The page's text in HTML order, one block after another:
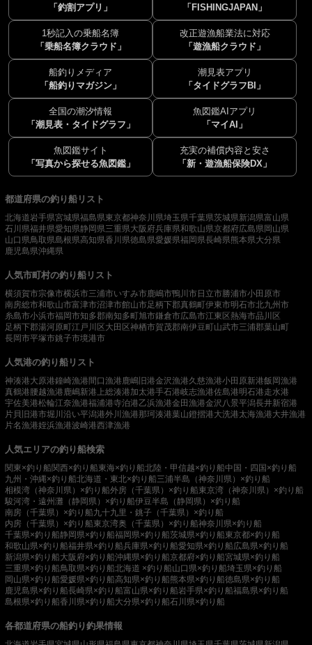
「釣割アプリ」
「FISHINGJAPAN」
1秒記入の乗船名簿
「乗船名簿クラウド」
改正遊漁船業法に対応
「遊漁船クラウド」
船釣りメディア
「船釣りマガジン」
潮見表アプリ
「タイドグラフBI」
全国の潮汐情報
「潮見表・タイドグラフ」
魚図鑑AIアプリ
「マイAI」
魚図鑑サイト
「写真から探せる魚図鑑」
充実の補償内容と安さ
「新・遊漁船保険DX」
都道府県の釣り船リスト
北海道岩手県宮城県福島県東京都神奈川県埼玉県千葉県茨城県新潟県富山県
石川県福井県愛知県静岡県三重県大阪府兵庫県和歌山県京都府広島県岡山県
山口県鳥取県島根県高知県香川県徳島県愛媛県福岡県長崎県熊本県大分県
鹿児島県沖縄県
人気市町村の釣り船リスト
横須賀市宗像市横浜市三浦市いすみ市鹿嶋市鴨川市日立市勝浦市小田原市
南房総市和歌山市富津市沼津市館山市足柄下郡真鶴町伊東市明石市北九州市
糸島市小浜市福岡市知多郡南知多町旭市鎌倉市広島市江東区熱海市品川区
足柄下郡湯河原町江戸川区大田区神栖市賀茂郡南伊豆町山武市三浦郡葉山町
長岡市平塚市銚子市境港市
人気港の釣り船リスト
神湊港大原港鐘崎漁港間口漁港 鹿嶋旧港金沢漁港久慈漁港小田原新港飯岡漁港
真鶴港腰越漁港 鹿嶋新港 上総湊港加太港手石港岐志漁港佐島港明石港走水港
宇佐美港松輪江奈漁港福浦港寺泊港乙浜漁港金田漁港金沢八景平潟長井新宿港
片貝旧港市堀川沿い平潟港外川漁港那珂湊港葉山鐙摺港大洗港太海漁港大井漁港
片名漁港姪浜漁港波崎港西津漁港
人気エリアの釣り船検索
関東×釣り船関西×釣り船東海×釣り船北陸・甲信越×釣り船中国・四国×釣り船
九州・沖縄×釣り船北海道・東北×釣り船三浦半島（神奈川県）×釣り船
相模湾（神奈川県）×釣り船外房（千葉県）×釣り船東京湾（神奈川県）×釣り船
駿河湾・遠州灘（静岡県）×釣り船伊豆半島（静岡県）×釣り船
南房（千葉県）×釣り船九十九里・銚子（千葉県）×釣り船
内房（千葉県）×釣り船東京湾奥（千葉県）×釣り船神奈川県×釣り船
千葉県×釣り船静岡県×釣り船福岡県×釣り船茨城県×釣り船東京都×釣り船
和歌山県×釣り船福井県×釣り船兵庫県×釣り船愛知県×釣り船広島県×釣り船
新潟県×釣り船大阪府×釣り船沖縄県×釣り船京都府×釣り船宮城県×釣り船
三重県×釣り船鳥取県×釣り船北海道 ×釣り船山口県×釣り船埼玉県×釣り船
岡山県×釣り船愛媛県×釣り船高知県×釣り船熊本県×釣り船徳島県×釣り船
鹿児島県×釣り船長崎県×釣り船富山県×釣り船岩手県×釣り船福島県×釣り船
島根県×釣り船香川県×釣り船大分県×釣り船石川県×釣り船
各都道府県の船釣り釣果情報